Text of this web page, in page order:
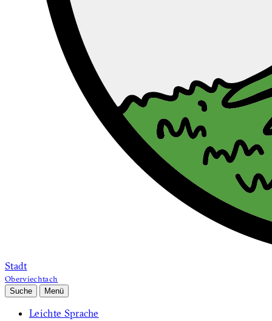
Stadt
Oberviechtach
Suche Menü
Leichte Sprache